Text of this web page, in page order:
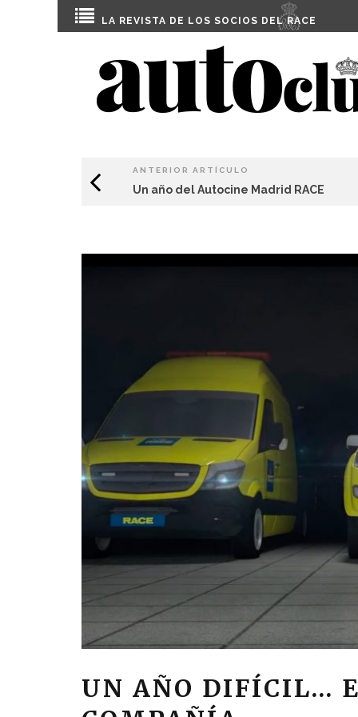
LA REVISTA DE LOS SOCIOS DEL RACE
ANTERIOR ARTÍCULO
Un año del Autocine Madrid RACE
UN AÑO DIFÍCIL…